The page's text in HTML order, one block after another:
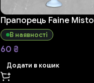
Прапорець Faine Misto
В наявності
60 ₴
Додати в кошик